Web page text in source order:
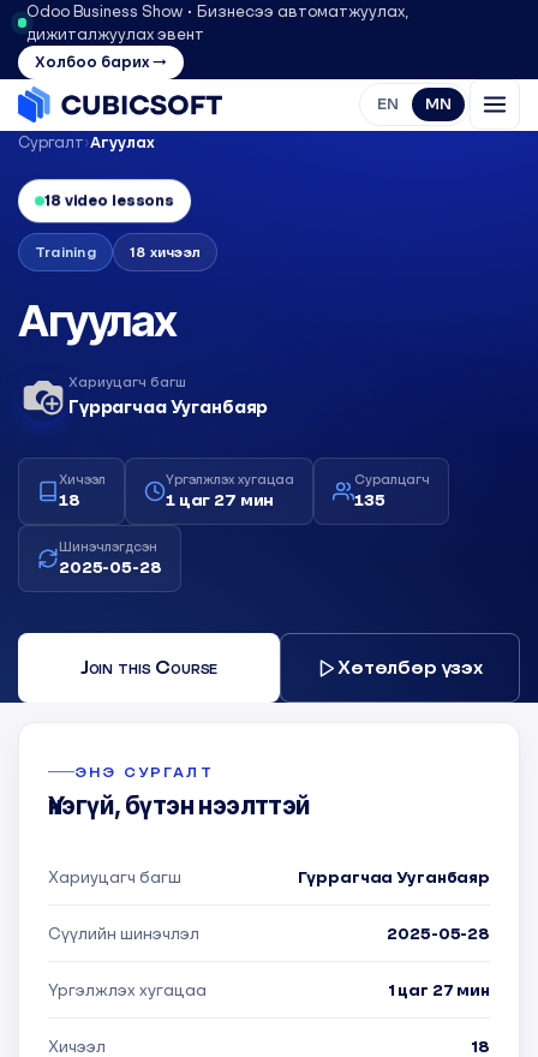
Odoo Business Show • Бизнесээ автоматжуулах,
дижиталжуулах эвент
Холбоо барих →
EN MN
Сургалт›Агуулах
Training 18 хичээл
Агуулах
Хариуцагч багш
Гүррагчаа Ууганбаяр
Хичээл
18
Үргэлжлэх хугацаа
1 цаг 27 мин
Суралцагч
135
Шинэчлэгдсэн
2025-05-28
Join this Course Хөтөлбөр үзэх
18 video lessons
ЭНЭ СУРГАЛТ
Үнэгүй, бүтэн нээлттэй
Хариуцагч багш Гүррагчаа Ууганбаяр
Сүүлийн шинэчлэл 2025-05-28
Үргэлжлэх хугацаа 1 цаг 27 мин
Хичээл 18